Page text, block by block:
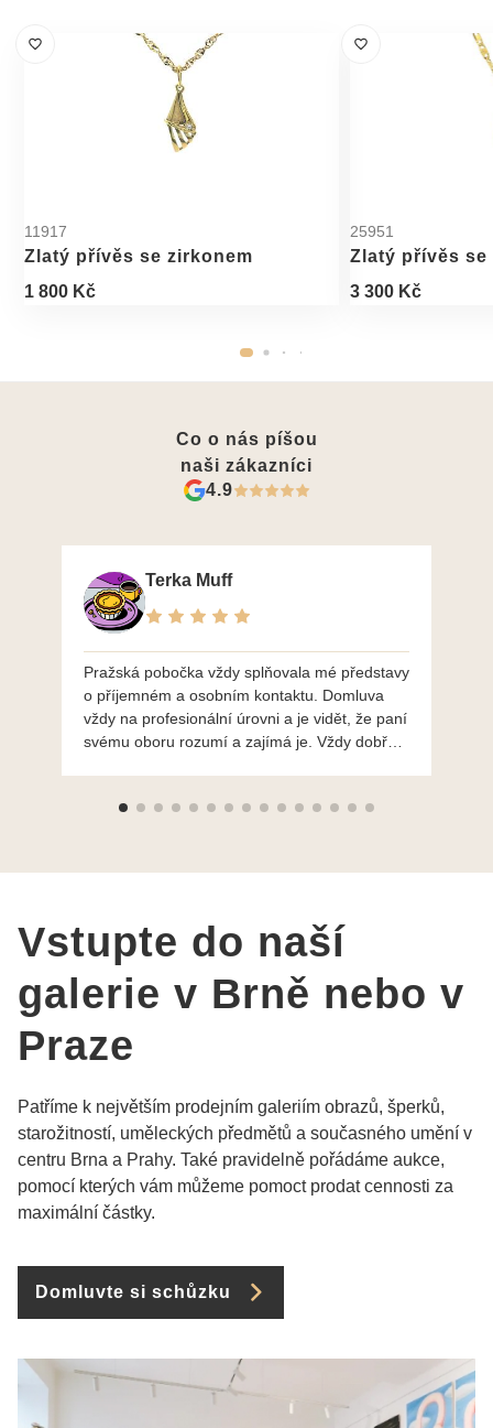
11917
Zlatý přívěs se zirkonem
1 800 Kč
25951
Zlatý přívěs se
3 300 Kč
Co o nás píšou
naši zákazníci
4.9
Terka Muff
Pražská pobočka vždy splňovala mé představy
o příjemném a osobním kontaktu. Domluva
vždy na profesionální úrovni a je vidět, že paní
svému oboru rozumí a zajímá je. Vždy dobře a
výběru, jak už bylo napsáno - na požádání
Vstupte do naší
galerie v Brně nebo v
Praze
Patříme k největším prodejním galeriím obrazů, šperků,
starožitností, uměleckých předmětů a současného umění v
centru Brna a Prahy. Také pravidelně pořádáme aukce,
pomocí kterých vám můžeme pomoct prodat cennosti za
maximální částky.
Domluvte si schůzku